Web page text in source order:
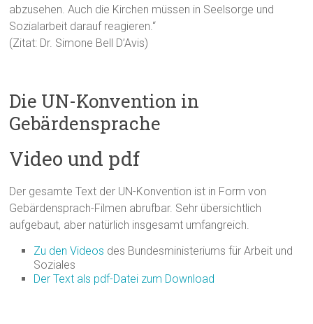
abzusehen. Auch die Kirchen müssen in Seelsorge und
Sozialarbeit darauf reagieren.“
(Zitat: Dr. Simone Bell D’Avis)
Die UN-Konvention in
Gebärdensprache
Video und pdf
Der gesamte Text der UN-Konvention ist in Form von
Gebärdensprach-Filmen abrufbar. Sehr übersichtlich
aufgebaut, aber natürlich insgesamt umfangreich.
Zu den Videos des Bundesministeriums für Arbeit und
Soziales
Der Text als pdf-Datei zum Download